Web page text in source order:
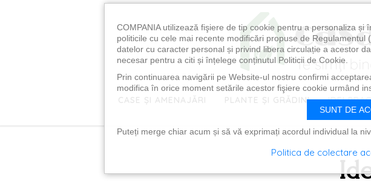
CASE ȘI AMENAJĂRI PLANTE ȘI GRĂDINI IDEI
COMPANIA utilizează fişiere de tip cookie pentru a personaliza
politicile cu cele mai recente modificări propuse de
datelor cu caracter personal și privind libera circulație a acestor
necesar pentru a citi și înțelege conținutul Politicii de Cookie.
Prin continuarea navigării pe Website-ul nostru confirmi
modifica în orice moment setările acestor fişiere cookie urmând
SUNT DE
Puteți merge chiar acum și să vă exprimați acordul individual la
Politica de colectare